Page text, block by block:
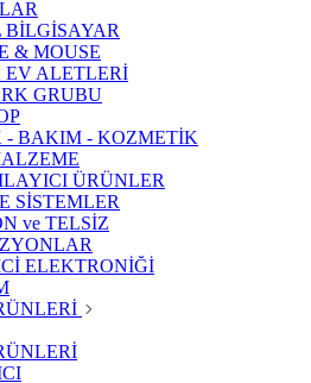
BİLGİSAYAR
& MOUSE
EV ALETLERİ
GRUBU
- BAKIM - KOZMETİK
ÜRÜNLER
SİSTEMLER
ve TELSİZ
ELEKTRONİĞİ